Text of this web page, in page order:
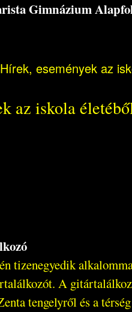
Gimnázium
Hírek, események az
az iskola
tizenegyedik
A
tengelyről és a